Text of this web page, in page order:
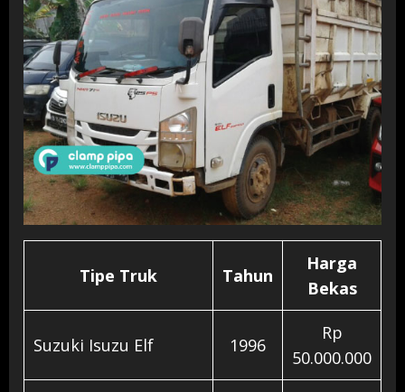
Tipe Truk Tahun
Harga
Bekas
Suzuki Isuzu Elf 1996
Rp
50.000.000